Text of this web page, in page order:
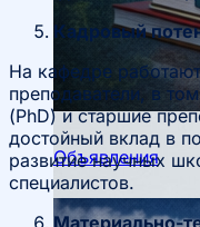
Научные
Студенческое
Объявления
Кадровый
На кафедре
преподаватели, в
(PhD) и старшие
достойный вклад в
развитие научных
специалистов.